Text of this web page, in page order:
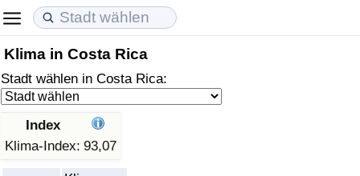
Klima in Costa Rica
Stadt wählen in Costa Rica:
Index
Klima-Index: 93,07
Lebenshaltungskosten
Lebenshaltungskosten-Index (aktuell)
Lebenshaltungskosten-Index
Immobilienpreise
Immobilienpreis-Index (aktuell)
Immobilienpreis-Index
Lebensqualität
Lebensqualität-Index
Lebensqualität-Index (aktuell)